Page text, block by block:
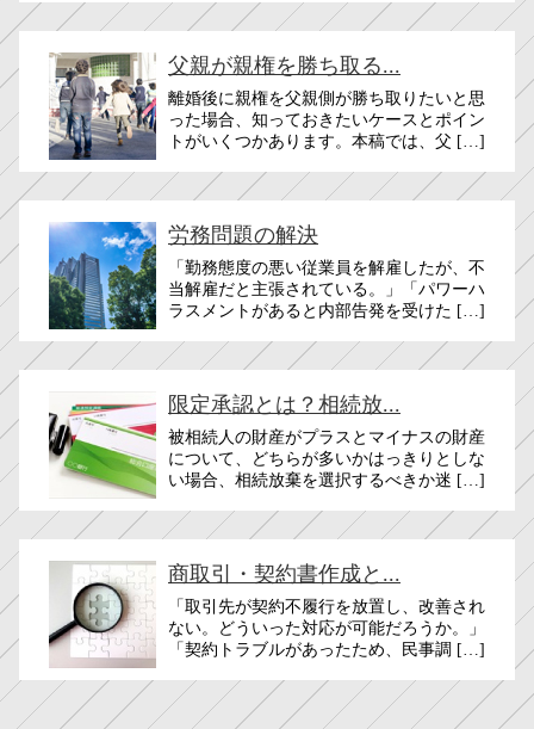
父親が親権を勝ち取る...
離婚後に親権を父親側が勝ち取りたいと思
った場合、知っておきたいケースとポイン
トがいくつかあります。本稿では、父 […]
労務問題の解決
「勤務態度の悪い従業員を解雇したが、不
当解雇だと主張されている。」「パワーハ
ラスメントがあると内部告発を受けた […]
限定承認とは？相続放...
被相続人の財産がプラスとマイナスの財産
について、どちらが多いかはっきりとしな
い場合、相続放棄を選択するべきか迷 […]
商取引・契約書作成と...
「取引先が契約不履行を放置し、改善され
ない。どういった対応が可能だろうか。」
「契約トラブルがあったため、民事調 […]